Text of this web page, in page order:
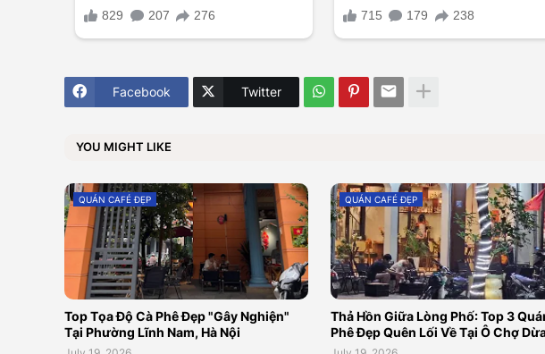
Facebook Twitter
YOU MIGHT LIKE
QUÁN CAFÉ ĐẸP
Top Tọa Độ Cà Phê Đẹp "Gây Nghiện"
Tại Phường Lĩnh Nam, Hà Nội
QUÁN CAFÉ ĐẸP
Thả Hồn Giữa Lòng Phố: Top 3
Phê Đẹp Quên Lối Về Tại Ô Chợ